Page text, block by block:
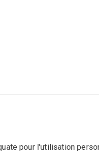
pour l'utilisation